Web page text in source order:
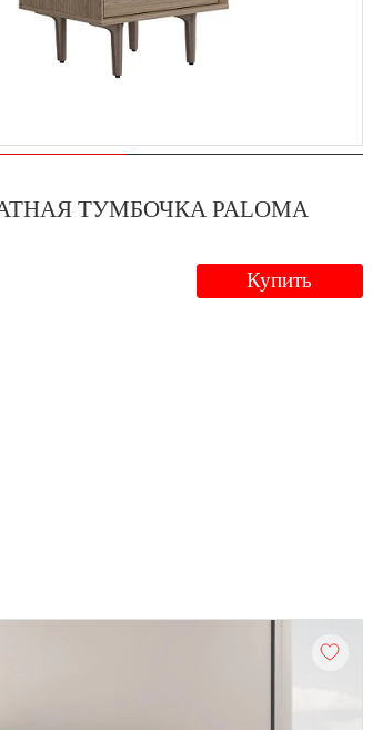
ТУМБОЧКА PALOMA
Купить